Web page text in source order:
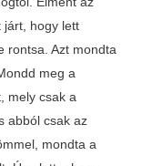
járt, hogy lett
rontsa. Azt mondta
meg a
mely csak a
abból csak az
mondta a